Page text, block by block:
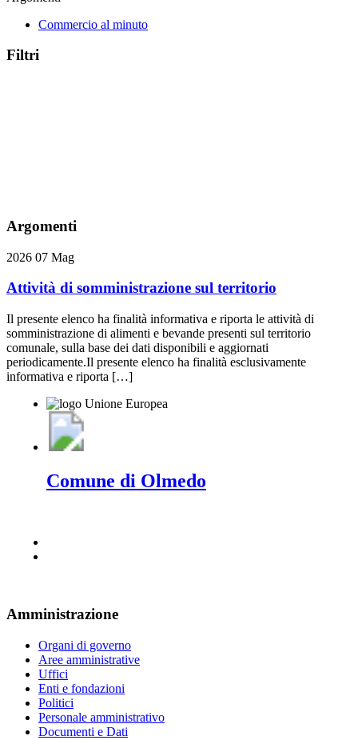
Commercio al minuto
Filtri
Argomenti
2026 07 Mag
Attività di somministrazione sul territorio
Il presente elenco ha finalità informativa e riporta le attività di
somministrazione di alimenti e bevande presenti sul territorio
comunale, sulla base dei dati disponibili e aggiornati
periodicamente.Il presente elenco ha finalità esclusivamente
informativa e riporta […]
Comune di Olmedo
Amministrazione
Organi di governo
Aree amministrative
Uffici
Enti e fondazioni
Politici
Personale amministrativo
Documenti e Dati